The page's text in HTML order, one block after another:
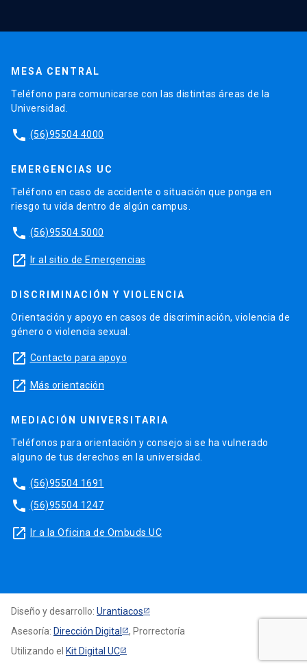
MESA CENTRAL
Teléfono para comunicarse con las distintas áreas de la
Universidad.
phone (56)95504 4000
EMERGENCIAS UC
Teléfono en caso de accidente o situación que ponga en
riesgo tu vida dentro de algún campus.
phone (56)95504 5000
launch Ir al sitio de Emergencias
DISCRIMINACIÓN Y VIOLENCIA
Orientación y apoyo en casos de discriminación, violencia de
género o violencia sexual.
launch Contacto para apoyo
launch Más orientación
MEDIACIÓN UNIVERSITARIA
Teléfonos para orientación y consejo si se ha vulnerado
alguno de tus derechos en la universidad.
phone (56)95504 1691
phone (56)95504 1247
launch Ir a la Oficina de Ombuds UC
Diseño y desarrollo: Urantiacos
Asesoría: Dirección Digital
, Prorrectoría
Utilizando el Kit Digital UC